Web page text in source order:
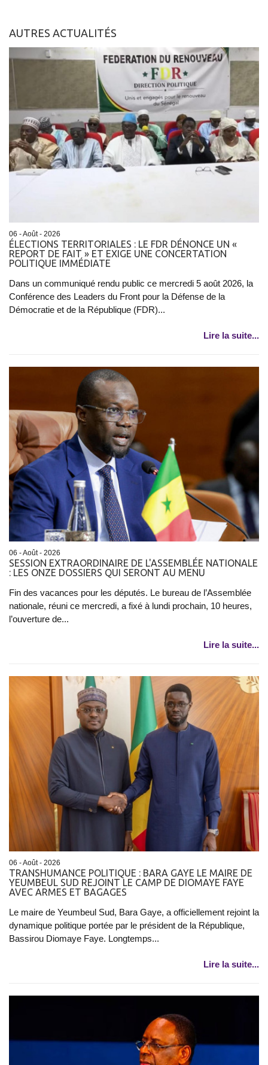
AUTRES ACTUALITÉS
06 - Août - 2026
ÉLECTIONS TERRITORIALES : LE FDR DÉNONCE UN «
REPORT DE FAIT » ET EXIGE UNE CONCERTATION
POLITIQUE IMMÉDIATE
Dans un communiqué rendu public ce mercredi 5 août 2026, la
Conférence des Leaders du Front pour la Défense de la
Démocratie et de la République (FDR)...
Lire la suite...
06 - Août - 2026
SESSION EXTRAORDINAIRE DE L'ASSEMBLÉE NATIONALE
: LES ONZE DOSSIERS QUI SERONT AU MENU
Fin des vacances pour les députés. Le bureau de l’Assemblée
nationale, réuni ce mercredi, a fixé à lundi prochain, 10 heures,
l’ouverture de...
Lire la suite...
06 - Août - 2026
TRANSHUMANCE POLITIQUE : BARA GAYE LE MAIRE DE
YEUMBEUL SUD REJOINT LE CAMP DE DIOMAYE FAYE
AVEC ARMES ET BAGAGES
Le maire de Yeumbeul Sud, Bara Gaye, a officiellement rejoint la
dynamique politique portée par le président de la République,
Bassirou Diomaye Faye. Longtemps...
Lire la suite...